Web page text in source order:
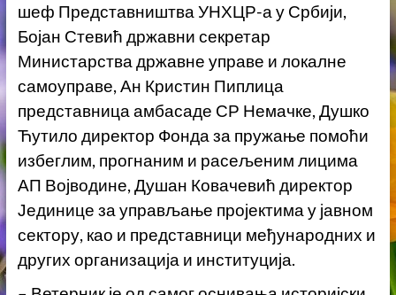
шеф Представништва УНХЦР-а у Србији,
Бојан Стевић државни секретар
Министарства државне управе и локалне
самоуправе, Ан Кристин Пиплица
представница амбасаде СР Немачке, Душко
Ћутило директор Фонда за пружање помоћи
избеглим, прогнаним и расељеним лицима
АП Војводине, Душан Ковачевић директор
Јединице за управљање пројектима у јавном
сектору, као и представници међународних и
других организација и институција.